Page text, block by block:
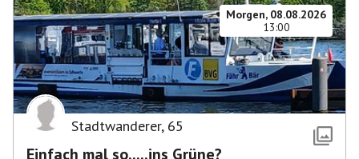
Morgen, 08.08.2026
13:00
Stadtwanderer, 65
Einfach mal so.....ins Grüne?